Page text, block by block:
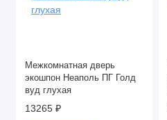
Межкомнатная дверь
экошпон Неаполь ПГ Голд
вуд глухая
13265 ₽